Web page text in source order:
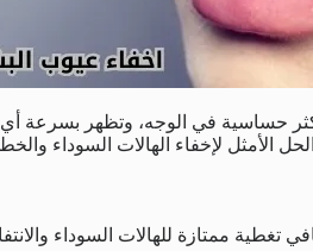
حساسية في الوجه، وتظهر بسرعة
الأمثل لإخفاء الهالات السوداء
تغطية ممتازة للهالات السوداء